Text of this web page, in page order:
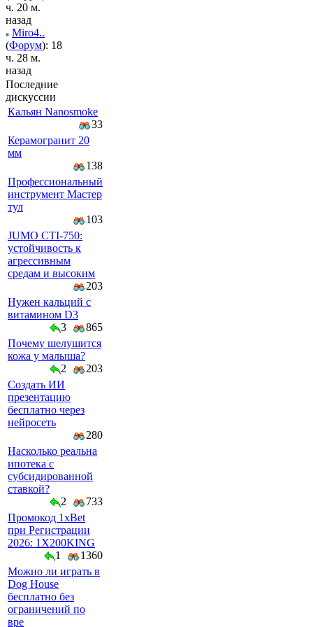
ч. 20 м.
назад
Miro4..
(Форум): 18
ч. 28 м.
назад
Последние
дискуссии
Кальян Nanosmoke
33
Керамогранит 20
мм
138
Профессиональный
инструмент Мастер
тул
103
JUMO CTI-750:
устойчивость к
агрессивным
средам и высоким
203
Нужен кальций с
витамином D3
3
865
Почему шелушится
кожа у малыша?
2
203
Создать ИИ
презентацию
бесплатно через
нейросеть
280
Насколько реальна
ипотека с
субсидированной
ставкой?
2
733
Промокод 1xBet
при Регистрации
2026: 1X200KING
1
1360
Можно ли играть в
Dog House
бесплатно без
ограничений по
вре